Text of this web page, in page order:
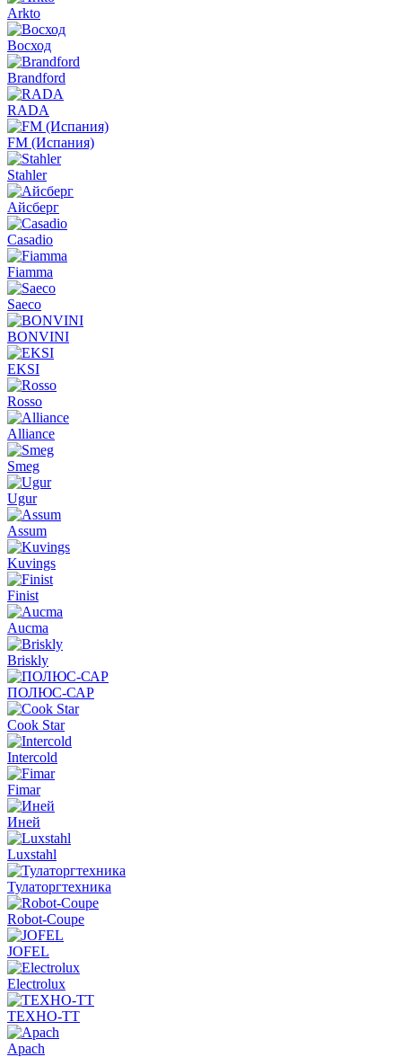
Arkto
Восход
Brandford
RADA
FM (Испания)
Stahler
Айсберг
Casadio
Fiamma
Saeco
BONVINI
EKSI
Rosso
Alliance
Smeg
Ugur
Assum
Kuvings
Finist
Aucma
Briskly
ПОЛЮС-САР
Cook Star
Intercold
Fimar
Иней
Luxstahl
Тулаторгтехника
Robot-Coupe
JOFEL
Electrolux
ТЕХНО-ТТ
Apach